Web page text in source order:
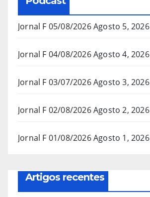
Jornal F 05/08/2026Agosto 5, 2026
Jornal F 04/08/2026Agosto 4, 2026
Jornal F 03/07/2026Agosto 3, 2026
Jornal F 02/08/2026Agosto 2, 2026
Jornal F 01/08/2026Agosto 1, 2026
Artigos recentes